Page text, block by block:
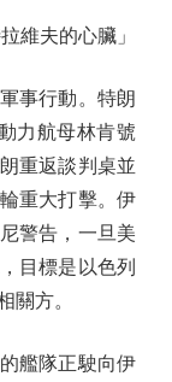
夫的心臟」
事行動。特朗
力航母林肯號
重返談判桌並
重大打擊。伊
警告，一旦美
目標是以色列
關方。
艦隊正駛向伊